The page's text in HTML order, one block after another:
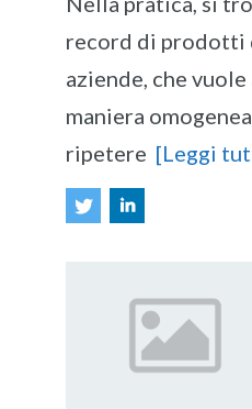
record di prodotti
aziende, che
maniera
ripetere [Leggi